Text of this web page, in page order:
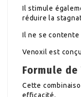
Il stimule
réduire la
Il ne se contente
Venoxil est
Formule
Cette
efficacité.